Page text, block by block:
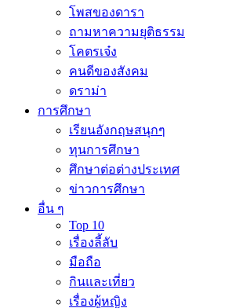
โพสของดารา
ถามหาความยุติธรรม
โคตรเจ๋ง
คนดีของสังคม
ดราม่า
การศึกษา
เรียนอังกฤษสนุกๆ
ทุนการศึกษา
ศึกษาต่อต่างประเทศ
ข่าวการศึกษา
อื่น ๆ
Top 10
เรื่องลี้ลับ
มือถือ
กินและเที่ยว
เรื่องผู้หญิง